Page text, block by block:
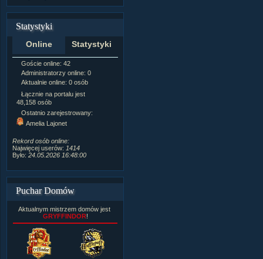
Statystyki
Online Statystyki
Goście online: 42
Administratorzy online: 0
Aktualnie online: 0 osób
Łącznie na portalu jest
48,158 osób
Ostatnio zarejestrowany:
Amelia Lajonet
Rekord osób online:
Najwięcej userów: 1414
Było: 24.05.2026 16:48:00
Puchar Domów
Aktualnym mistrzem domów jest
GRYFFINDOR!